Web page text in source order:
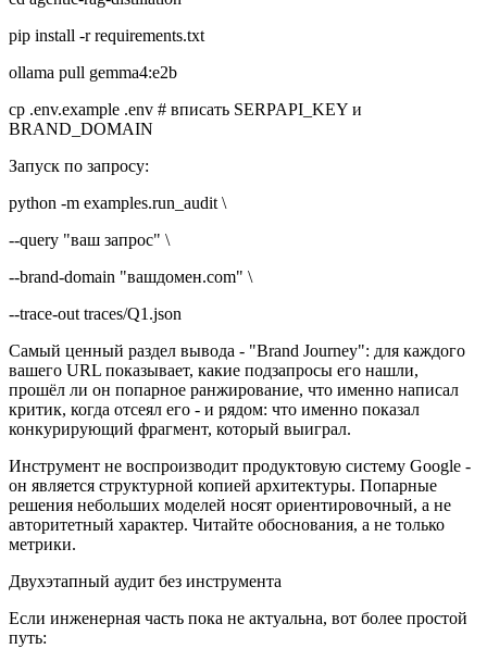
pip install -r requirements.txt
ollama pull gemma4:e2b
cp .env.example .env # вписать SERPAPI_KEY и
BRAND_DOMAIN
Запуск по запросу:
python -m examples.run_audit \
--query "ваш запрос" \
--brand-domain "вашдомен.com" \
--trace-out traces/Q1.json
Самый ценный раздел вывода - "Brand Journey": для каждого
вашего URL показывает, какие подзапросы его нашли,
прошёл ли он попарное ранжирование, что именно написал
критик, когда отсеял его - и рядом: что именно показал
конкурирующий фрагмент, который выиграл.
Инструмент не воспроизводит продуктовую систему Google -
он является структурной копией архитектуры. Попарные
решения небольших моделей носят ориентировочный, а не
авторитетный характер. Читайте обоснования, а не только
метрики.
Двухэтапный аудит без инструмента
Если инженерная часть пока не актуальна, вот более простой
путь: